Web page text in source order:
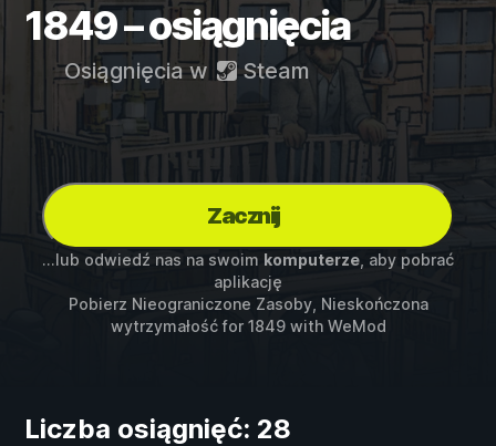
1849 – osiągnięcia
Osiągnięcia w Steam
Zacznij
...lub odwiedź nas na swoim komputerze , aby pobrać
aplikację
Pobierz Nieograniczone Zasoby, Nieskończona
wytrzymałość for 1849with WeMod
Liczba osiągnięć: 28